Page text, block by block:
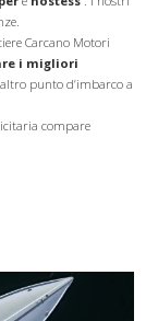
Carcano Motori
i migliori
punto d’imbarco a
compare